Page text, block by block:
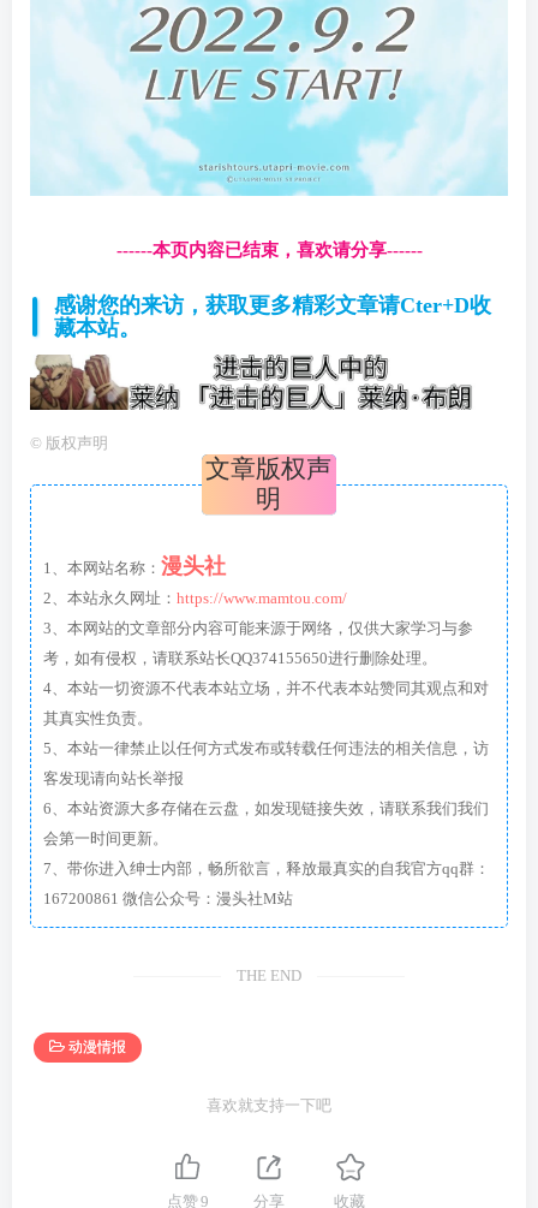
------本页内容已结束，喜欢请分享------
感谢您的来访，获取更多精彩文章请Cter+D收
藏本站。
© 版权声明
文章版权声
明
1、本网站名称： 漫头社
2、本站永久网址： https://www.mamtou.com/
3、本网站的文章部分内容可能来源于网络，仅供大家学习与参
考，如有侵权，请联系站长QQ374155650进行删除处理。
4、本站一切资源不代表本站立场，并不代表本站赞同其观点和对
其真实性负责。
5、本站一律禁止以任何方式发布或转载任何违法的相关信息，访
客发现请向站长举报
6、本站资源大多存储在云盘，如发现链接失效，请联系我们我们
会第一时间更新。
7、带你进入绅士内部，畅所欲言，释放最真实的自我官方qq群：
167200861 微信公众号：漫头社M站
THE END
动漫情报
喜欢就支持一下吧
点赞9 分享 收藏